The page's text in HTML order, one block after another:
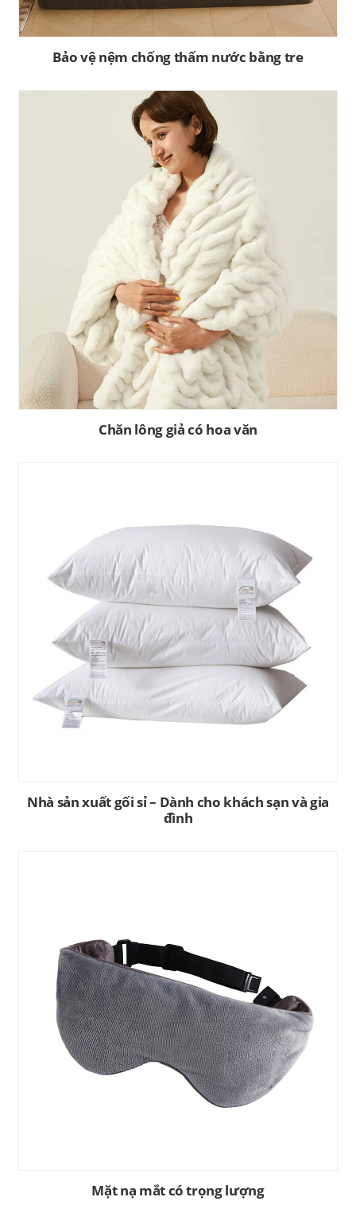
Bảo vệ nệm chống thấm nước bằng tre
Chăn lông giả có hoa văn
Nhà sản xuất gối sỉ – Dành cho khách sạn và gia
đình
Mặt nạ mắt có trọng lượng